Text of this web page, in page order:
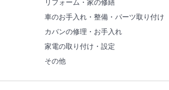
リフォーム・家の修繕
車のお手入れ・整備・パーツ取り付け
カバンの修理・お手入れ
家電の取り付け・設定
その他